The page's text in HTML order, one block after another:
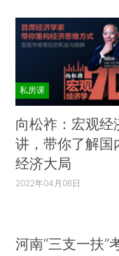
私房课
向松祚：宏观经
讲，带你了解国
经济大局
2022年04月06日
河南“三支一扶”